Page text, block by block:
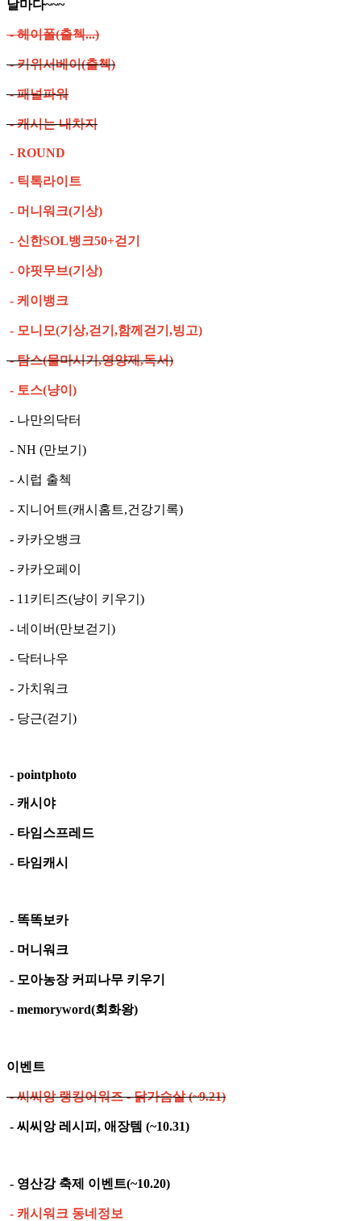
날마다~~~
- 헤이폴(출첵...)
- 키위서베이(출첵)
- 패널파워
- 캐시는 내차지
- ROUND
- 틱톡라이트
- 머니워크(기상)
- 신한SOL뱅크50+걷기
- 야핏무브(기상)
- 케이뱅크
- 모니모(기상,걷기,함께걷기,빙고)
- 탐스(물마시기,영양제,독서)
- 토스(냥이)
- 나만의닥터
- NH (만보기)
- 시럽 출첵
- 지니어트(캐시홈트,건강기록)
- 카카오뱅크
- 카카오페이
- 11키티즈(냥이 키우기)
- 네이버(만보걷기)
- 닥터나우
- 가치워크
- 당근(걷기)
- pointphoto
- 캐시야
- 타임스프레드
- 타임캐시
- 똑똑보카
- 머니워크
- 모아농장 커피나무 키우기
- memoryword(회화왕)
이벤트
- 씨씨앙 랭킹어워즈 - 닭가슴살 (~9.21)
- 씨씨앙 레시피, 애장템 (~10.31)
- 영산강 축제 이벤트(~10.20)
- 캐시워크 동네정보